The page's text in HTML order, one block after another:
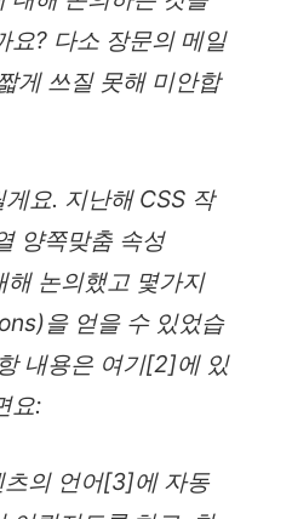
요? 다소 장문의 메일
게 쓰질 못해 미안합
요. 지난해 CSS 작
양쪽맞춤 속성
논의했고 몇가지
을 얻을 수 있었습
내용은 여기[2]에 있
요:
츠의 언어[3]에 자동